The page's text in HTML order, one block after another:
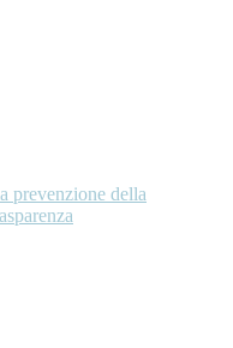
prevenzione della